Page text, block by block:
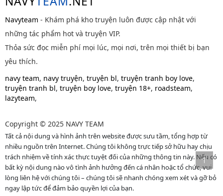
Navyteam - Khám phá kho truyện luôn được cập nhật với
những tác phẩm hot và truyện VIP.
Thỏa sức đọc miễn phí mọi lúc, mọi nơi, trên mọi thiết bị bạn
yêu thích.
navy team, navy truyện, truyện bl, truyện tranh boy love,
truyện tranh bl, truyện boy love, truyện 18+, roadsteam,
lazyteam,
Copyright © 2025 NAVY TEAM
Tất cả nội dung và hình ảnh trên website được sưu tầm, tổng hợp từ
nhiều nguồn trên Internet. Chúng tôi không trực tiếp sở hữu hay chịu
trách nhiệm về tính xác thực tuyệt đối của những thông tin này. Nếu có
bất kỳ nội dung nào vô tình ảnh hưởng đến cá nhân hoặc tổ chức, vui
lòng liên hệ với chúng tôi – chúng tôi sẽ nhanh chóng xem xét và gỡ bỏ
ngay lập tức để đảm bảo quyền lợi của bạn.